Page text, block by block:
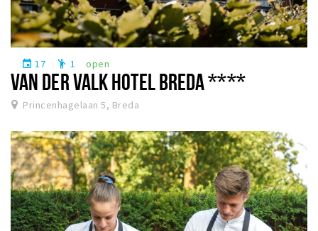
event 17 emoji_people 1 open
VAN DER VALK HOTEL BREDA ****
Princenhagelaan 5, Breda